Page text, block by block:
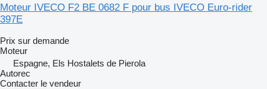
Moteur IVECO F2 BE 0682 F pour bus IVECO Euro-rider
397E
Prix sur demande
Moteur
Espagne, Els Hostalets de Pierola
Autorec
Contacter le vendeur